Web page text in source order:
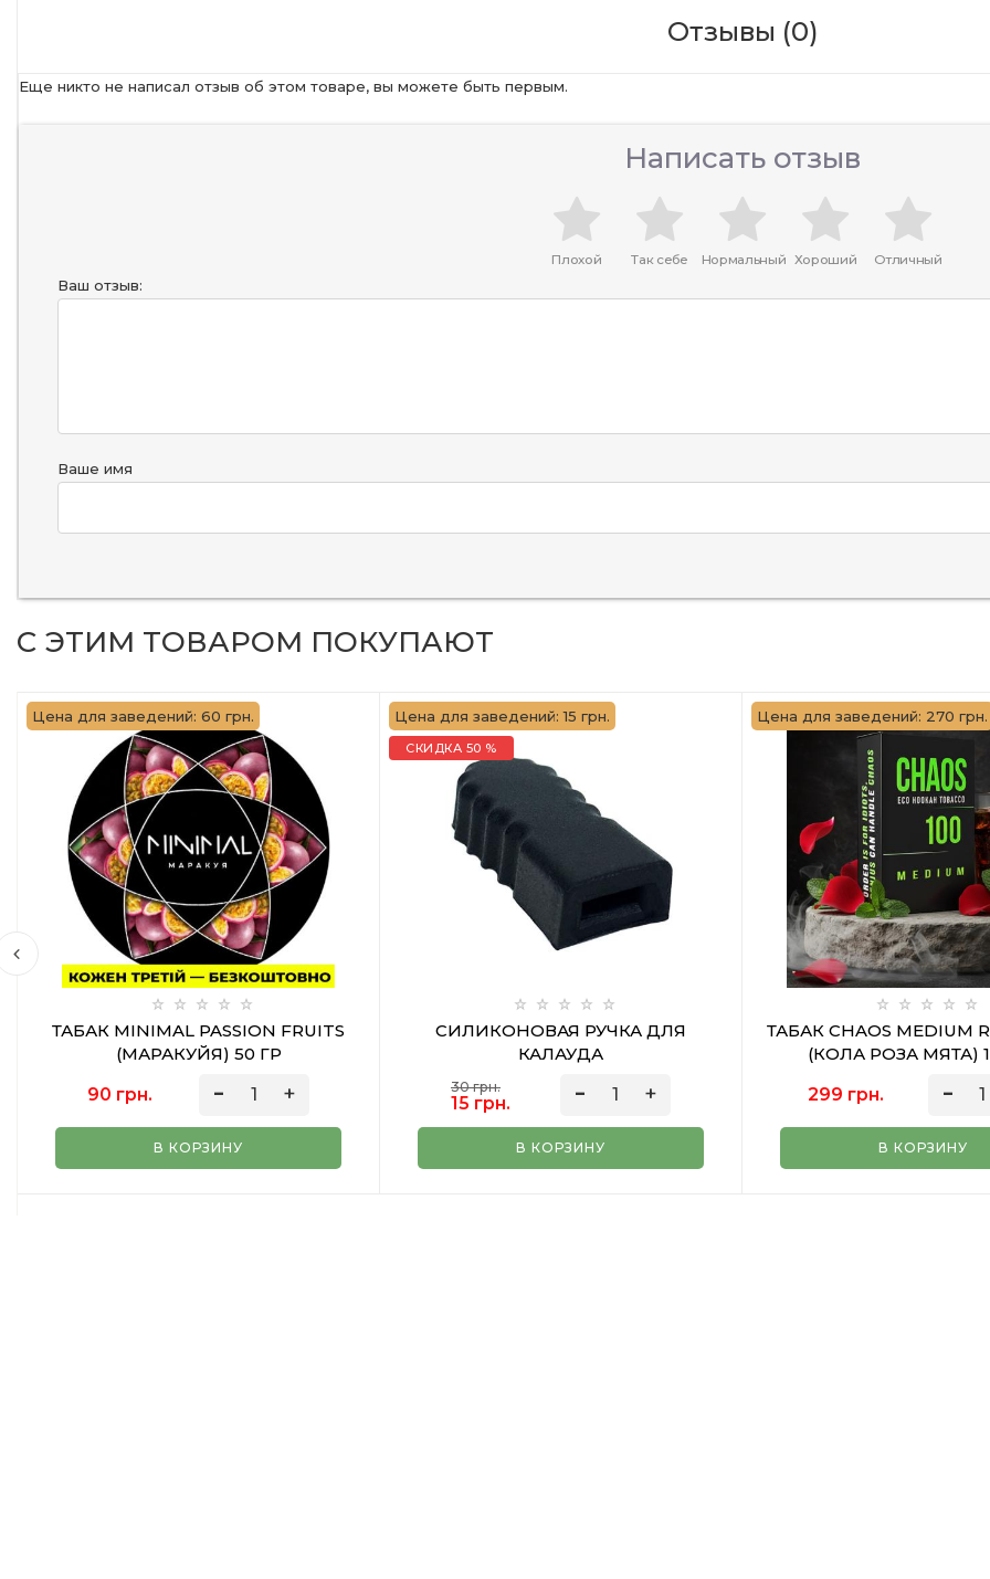
Отзывы (0)
Еще никто не написал отзыв об этом товаре, вы можете быть первым.
Написать отзыв
Плохой Так себе Нормальный Хороший Отличный
Ваш отзыв:
Ваше имя
С ЭТИМ ТОВАРОМ ПОКУПАЮТ
Цена для заведений: 60 грн.
ТАБАК MINIMAL PASSION FRUITS
(МАРАКУЙЯ) 50 ГР
90 грн.
В КОРЗИНУ
Цена для заведений: 15 грн.
СКИДКА 50 %
СИЛИКОНОВАЯ РУЧКА ДЛЯ
КАЛАУДА
30 грн.
15 грн.
В КОРЗИНУ
Цена для заведений: 270 грн.
ТАБАК CHAOS MEDIUM
(КОЛА РОЗА МЯТА)
299 грн.
В КОРЗИНУ